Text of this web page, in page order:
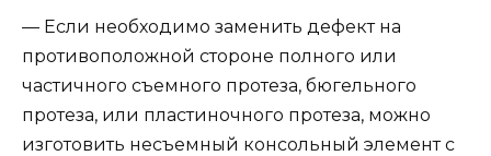
— Если необходимо заменить дефект на
противоположной стороне полного или
частичного съемного протеза, бюгельного
протеза, или пластиночного протеза, можно
изготовить несъемный консольный элемент с